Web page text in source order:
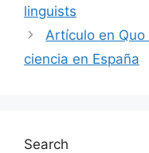
linguists
Artículo en
ciencia en España
Search